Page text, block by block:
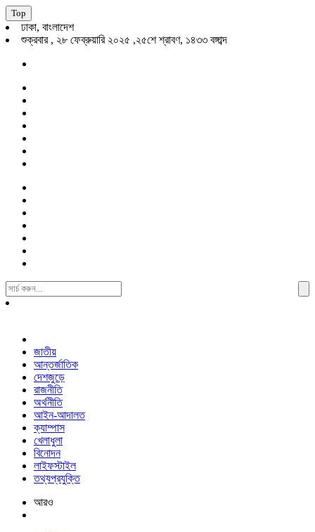
Top
ঢাকা, বাংলাদেশ
শুক্রবার , ২৮ ফেব্রুয়ারি ২০২৫ ,২৫শে শ্রাবণ, ১৪৩৩ বঙ্গাব্দ
Search
For:
জাতীয়
আন্তর্জাতিক
দেশজুড়ে
রাজনীতি
অর্থনীতি
আইন-আদালত
ক্যাম্পাস
খেলাধুলা
বিনোদন
লাইফস্টাইল
তথ্যপ্রযুক্তি
আরও